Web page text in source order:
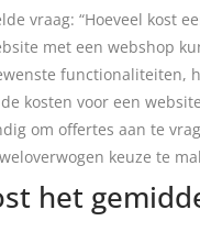
vraag: “Hoeveel kost
met een webshop
functionaliteiten,
kosten voor een
om offertes aan te
keuze te
het